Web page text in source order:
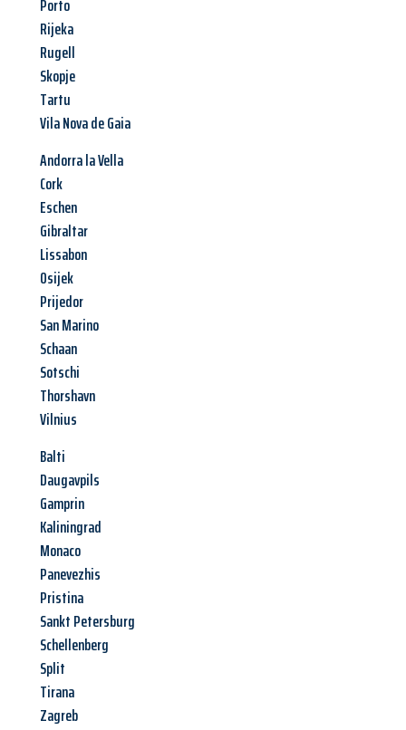
Porto
Rijeka
Rugell
Skopje
Tartu
Vila Nova de Gaia
Andorra la Vella
Cork
Eschen
Gibraltar
Lissabon
Osijek
Prijedor
San Marino
Schaan
Sotschi
Thorshavn
Vilnius
Balti
Daugavpils
Gamprin
Kaliningrad
Monaco
Panevezhis
Pristina
Sankt Petersburg
Schellenberg
Split
Tirana
Zagreb